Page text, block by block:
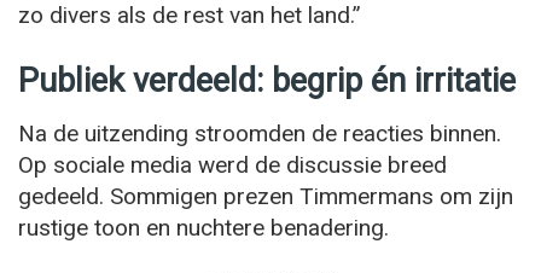
zo divers als de rest van het land.”
Publiek verdeeld: begrip én irritatie
Na de uitzending stroomden de reacties binnen.
Op sociale media werd de discussie breed
gedeeld. Sommigen prezen Timmermans om zijn
rustige toon en nuchtere benadering.